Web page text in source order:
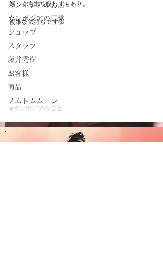
カンボジアのお店
カンボジアの日常
ショップ
スタッフ
藤井秀樹
お客様
商品
ノムトムムーン
嬉しくもあり寂しくもあり。
複雑な気持ちです💦
#カンボジアのこと